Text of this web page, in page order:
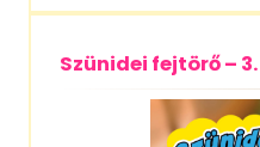
Szünidei fejtörő –